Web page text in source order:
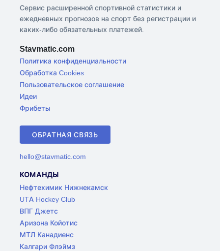
Сервис расширенной спортивной статистики и
ежедневных прогнозов на спорт без регистрации и
каких-либо обязательных платежей.
Stavmatic.com
Политика конфиденциальности
Обработка Cookies
Пользовательское соглашение
Идеи
Фрибеты
ОБРАТНАЯ СВЯЗЬ
hello@stavmatic.com
КОМАНДЫ
Нефтехимик Нижнекамск
UTA Hockey Club
ВПГ Джетс
Аризона Койотис
МТЛ Канадиенс
Калгари Флэймз